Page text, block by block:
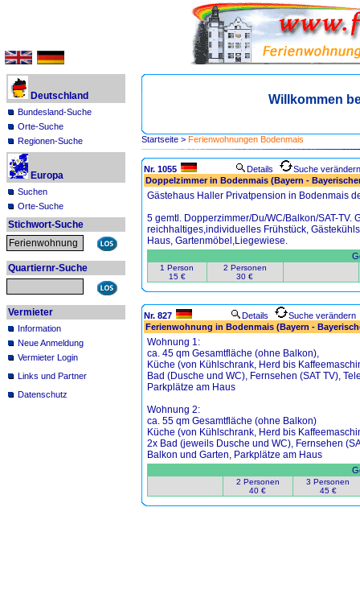
Deutschland
Bundesland-Suche
Orte-Suche
Regionen-Suche
Europa
Suchen
Orte-Suche
Stichwort-Suche
Quartiernr-Suche
Vermieter
Information
Neue Anmeldung
Vermieter Login
Links und Partner
Datenschutz
Willkommen
Startseite > Ferienwohnungen Bodenmais
Nr. 1055 Details
Suche verändern
Doppelzimmer in Bodenmais (Bayern -
Gästehaus Haller Privatpension in Bodenmais
5 gemtl. Dopperzimmer/Du/WC/Balkon/SAT-TV.
reichhaltiges,individuelles Frühstück,
Haus, Gartenmöbel,Liegewiese.
1 Person
15 €
2 Personen
30 €
Nr. 827 Details
Suche verändern
Ferienwohnung in Bodenmais (Bayern -
Wohnung 1:
ca. 45 qm Gesamtfläche (ohne Balkon),
Küche (von Kühlschrank, Herd bis
Bad (Dusche und WC), Fernsehen (SAT TV),
Parkplätze am Haus
Wohnung 2:
ca. 55 qm Gesamtfläche (ohne Balkon)
Küche (von Kühlschrank, Herd bis
2x Bad (jeweils Dusche und WC), Fernsehen
Balkon und Garten, Parkplätze am Haus
2 Personen
40 €
3 Personen
45 €